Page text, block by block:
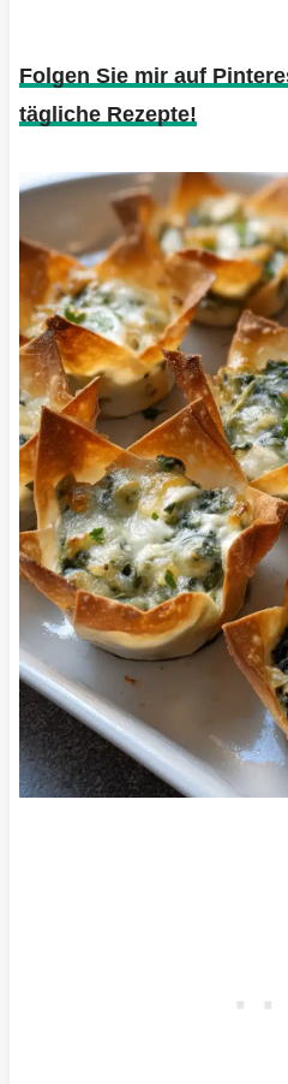
Folgen Sie mir auf
tägliche Rezepte!